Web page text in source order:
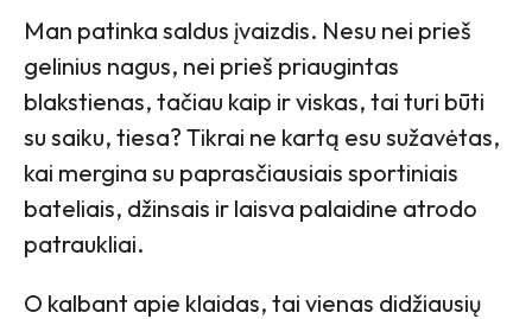
Man patinka saldus įvaizdis. Nesu nei prieš
gelinius nagus, nei prieš priaugintas
blakstienas, tačiau kaip ir viskas, tai turi būti
su saiku, tiesa? Tikrai ne kartą esu sužavėtas,
kai mergina su paprasčiausiais sportiniais
bateliais, džinsais ir laisva palaidine atrodo
patraukliai.
O kalbant apie klaidas, tai vienas didžiausių